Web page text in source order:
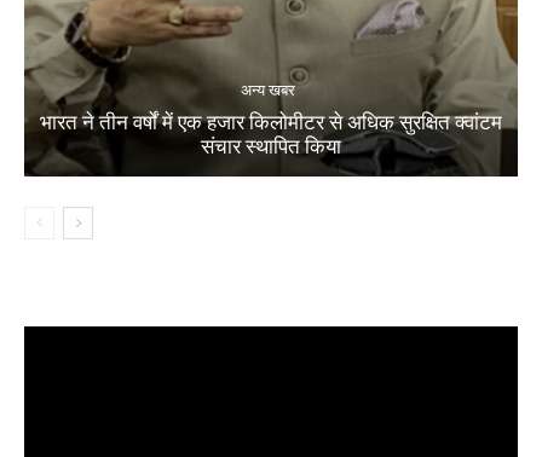
अन्य खबर
भारत ने तीन वर्षों में एक हजार किलोमीटर से अधिक सुरक्षित क्वांटम
संचार स्थापित किया